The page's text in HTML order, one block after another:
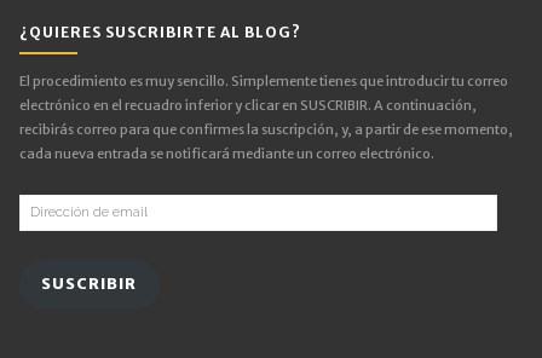
¿QUIERES SUSCRIBIRTE AL BLOG?
El procedimiento es muy sencillo. Simplemente tienes que introducir tu correo
electrónico en el recuadro inferior y clicar en SUSCRIBIR. A continuación,
recibirás correo para que confirmes la suscripción, y, a partir de ese momento,
cada nueva entrada se notificará mediante un correo electrónico.
Dirección
de
SUSCRIBIR